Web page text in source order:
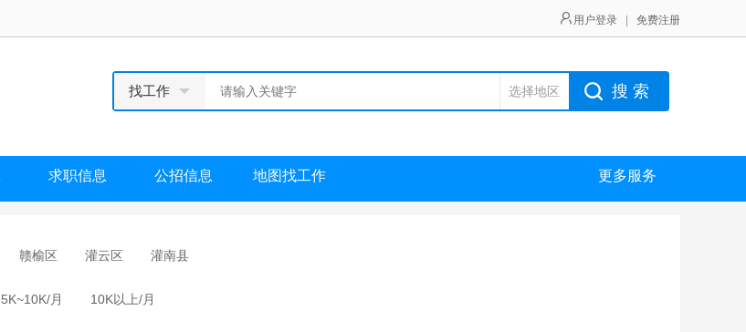
用户登录 免费注册
找工作 选择地区 搜 索
求职信息 公招信息 地图找工作 更多服务
赣榆区 灌云区 灌南县
5K~10K/月 10K以上/月